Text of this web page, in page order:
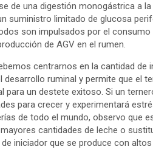
de una digestión monogástrica a
suministro limitado de glucosa
son impulsados ​​por el
de AGV en el rumen.
centrarnos en la cantidad
desarrollo ruminal y permite que el
para un destete exitoso. Si un
para crecer y experimentará
de todo el mundo, observo que
cantidades de leche o
iniciador que se produce con